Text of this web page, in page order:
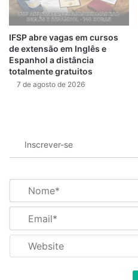
IFSP abre vagas em cursos
de extensão em Inglês e
Espanhol a distância
totalmente gratuitos
7 de agosto de 2026
Inscrever-se